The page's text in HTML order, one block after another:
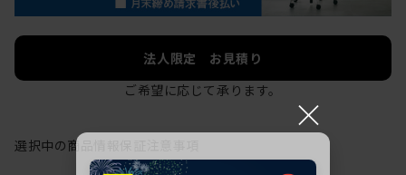
法人限定 お見積り
ご希望に応じて承ります。
選択中の商品情報
×